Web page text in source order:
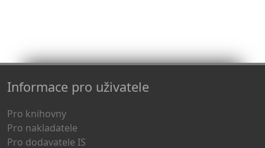
Informace pro uživatele
Pro knihovny
Pro nakladatele
Pro dodavatele IS